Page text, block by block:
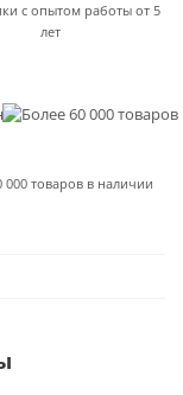
с опытом работы от 5
лет
000 товаров в наличии